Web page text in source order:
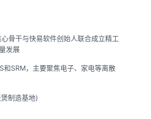
骨干与快易软件创始人联合成立精工
发展
和SRM，主要聚焦电子、家电等离散
制造基地)